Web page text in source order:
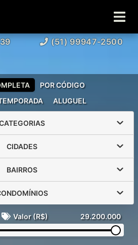
(51) 99947-2500
ALUGUEL
POR CÓDIGO
CIDADES
BAIRROS
Valor (R$) 29.200.000